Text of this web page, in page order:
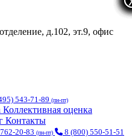
д.102, эт.9, офис
543-71-89 (пн-пт)
Коллективная оценка
Контакты
20-83 (пн-пт) 8 (800) 550-51-51